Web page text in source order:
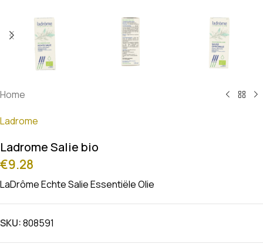
Home
Ladrome
Ladrome Salie bio
€9.28
LaDrôme Echte Salie Essentiële Olie
SKU:808591